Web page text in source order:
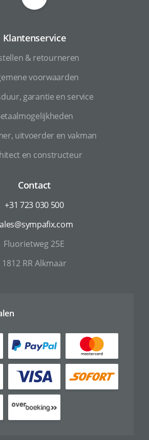
Klantenservice
& retourneren
voorwaarden
garantie en service
uitvoerder en vakman
en constructeur
Contact
+31 723 030 500
Fluorietweg 25E
1812 RR Alkmaar